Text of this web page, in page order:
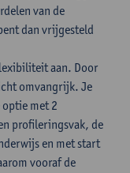
van de
dan vrijgesteld
aan. Door
omvangrijk. Je
met 2
profileringsvak, de
en met start
vooraf de